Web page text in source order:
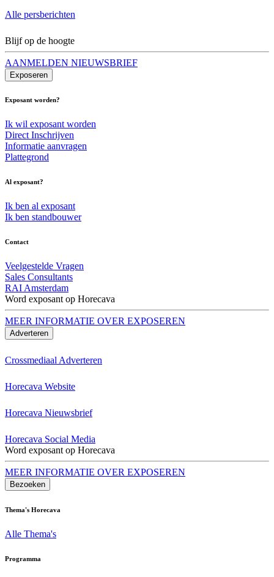
Alle persberichten
Blijf op de hoogte
AANMELDEN NIEUWSBRIEF
Exposeren
Exposant worden?
Ik wil exposant worden
Direct Inschrijven
Informatie aanvragen
Plattegrond
Al exposant?
Ik ben al exposant
Ik ben standbouwer
Contact
Veelgestelde Vragen
Sales Consultants
RAI Amsterdam
Word exposant op Horecava
MEER INFORMATIE OVER EXPOSEREN
Adverteren
Crossmediaal Adverteren
Horecava Website
Horecava Nieuwsbrief
Horecava Social Media
Word exposant op Horecava
MEER INFORMATIE OVER EXPOSEREN
Bezoeken
Thema's Horecava
Alle Thema's
Programma